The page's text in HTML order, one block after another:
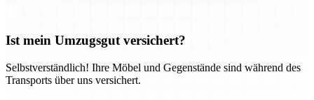
Ist mein Umzugsgut versichert?
Selbstverständlich! Ihre Möbel und Gegenstände sind während des
Transports über uns versichert.